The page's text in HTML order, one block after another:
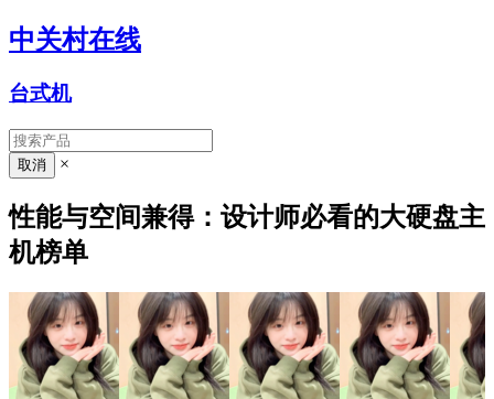
中关村在线
台式机
×
性能与空间兼得：设计师必看的大硬盘主
机榜单